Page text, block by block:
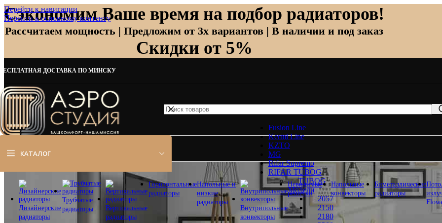
Перейти к навигации
Перейти к основному контенту
Сэкономим Ваше время на подбор радиаторов!
Рассчитаем мощность | Предложим от 3х вариантов | В наличии и под заказ
Скидки от 5%
ДОСТАВКА ПО МИНСКУ
Fusion Line
Kermi Line
KZTO
MG
Rifar Supremo
RIFAR TUBOG
TUBOG
Модели
2057
2150
2180
КАТАЛОГ
Дизайнерские
радиаторы
Трубчатые
радиаторы
Вертикальные
радиаторы
Горизонтальные
радиаторы
Напольные и
низкие
радиаторы
Внутрипольные
конвекторы
Невидимые
решетки
Напольные
конвекторы
Биметаллические
радиаторы